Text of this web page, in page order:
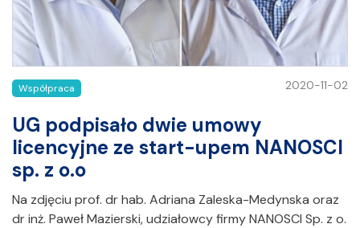
Współpraca 2020-11-02
UG podpisało dwie umowy
licencyjne ze start-upem NANOSCI
sp. z o.o
Na zdjęciu prof. dr hab. Adriana Zaleska-Medynska oraz
dr inż. Paweł Mazierski, udziałowcy firmy NANOSCI Sp. z o.